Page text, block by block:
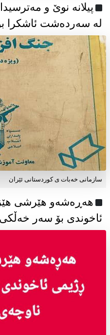
پیلانە نوێ و
لە سەردەشت ئاشکرا
سازمانی خەبات ی كوردستانی ئێران
هەڕەشەو هێرشی
ئاخوندی بۆ سەر